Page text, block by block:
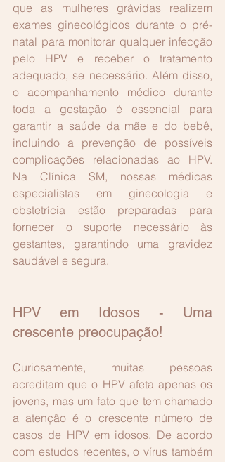
que as mulheres grávidas realizem
exames ginecológicos durante o pré-
natal para monitorar qualquer infecção
pelo HPV e receber o tratamento
adequado, se necessário. Além disso,
o acompanhamento médico durante
toda a gestação é essencial para
garantir a saúde da mãe e do bebê,
incluindo a prevenção de possíveis
complicações relacionadas ao HPV.
Na Clínica SM, nossas médicas
especialistas em ginecologia e
obstetrícia estão preparadas para
fornecer o suporte necessário às
gestantes, garantindo uma gravidez
saudável e segura.
HPV em Idosos - Uma
crescente preocupação!
Curiosamente, muitas pessoas
acreditam que o HPV afeta apenas os
jovens, mas um fato que tem chamado
a atenção é o crescente número de
casos de HPV em idosos. De acordo
com estudos recentes, o vírus também